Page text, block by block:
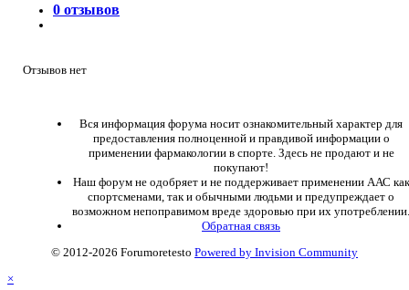
0 отзывов
Отзывов нет
Вся информация форума носит ознакомительный характер для
предоставления полноценной и правдивой информации о
применении фармакологии в спорте. Здесь не продают и не
покупают!
Наш форум не одобряет и не поддерживает применении ААС как
спортсменами, так и обычными людьми и предупреждает о
возможном непоправимом вреде здоровью при их употреблении.
Обратная связь
© 2012-2026 Forumoretesto Powered by Invision Community
×